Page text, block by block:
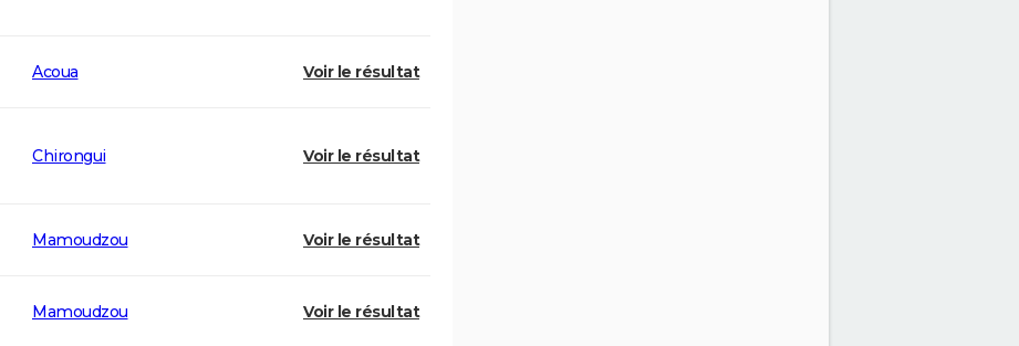
Acoua Voir le résultat
Chirongui Voir le résultat
Mamoudzou Voir le résultat
Mamoudzou Voir le résultat